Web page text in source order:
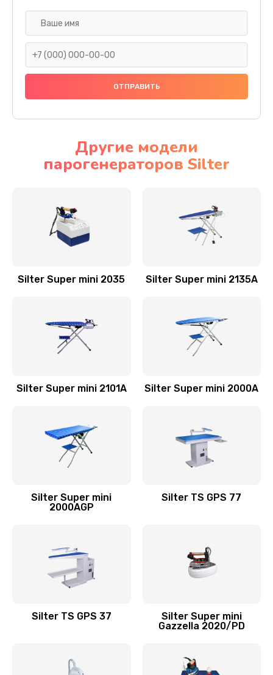
Другие модели
парогенераторов Silter
Silter Super mini 2035 Silter Super mini 2135A
Silter Super mini 2101А Silter Super mini 2000А
Silter Super mini
2000АGP
Silter TS GPS 77
Silter TS GPS 37
Silter Super mini
Gazzella 2020/PD